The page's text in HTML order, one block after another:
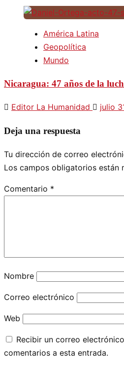
América Latina
Geopolítica
Mundo
Nicaragua: 47 años de la
Editor La Humanidad julio
Deja una respuesta
Tu dirección de correo
Los campos obligatorios están
Comentario *
Nombre
Correo electrónico
Web
Recibir un correo
comentarios a esta entrada.